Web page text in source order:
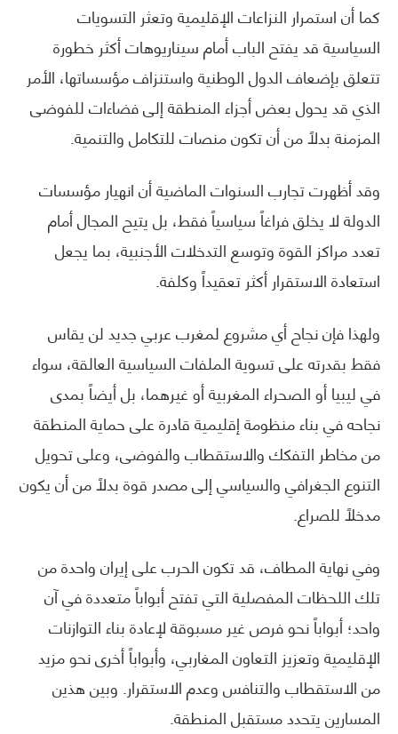
كما أن استمرار النزاعات الإقليمية وتعثر التسويات
السياسية قد يفتح الباب أمام سيناريوهات أكثر خطورة
تتعلق بإضعاف الدول الوطنية واستنزاف مؤسساتها، الأمر
الذي قد يحول بعض أجزاء المنطقة إلى فضاءات للفوضى
المزمنة بدلاً من أن تكون منصات للتكامل والتنمية.
وقد أظهرت تجارب السنوات الماضية أن انهيار مؤسسات
الدولة لا يخلق فراغاً سياسياً فقط، بل يتيح المجال أمام
تعدد مراكز القوة وتوسع التدخلات الأجنبية، بما يجعل
استعادة الاستقرار أكثر تعقيداً وكلفة.
ولهذا فإن نجاح أي مشروع لمغرب عربي جديد لن يقاس
فقط بقدرته على تسوية الملفات السياسية العالقة، سواء
في ليبيا أو الصحراء المغربية أو غيرهما، بل أيضاً بمدى
نجاحه في بناء منظومة إقليمية قادرة على حماية المنطقة
من مخاطر التفكك والاستقطاب والفوضى، وعلى تحويل
التنوع الجغرافي والسياسي إلى مصدر قوة بدلاً من أن يكون
مدخلاً للصراع.
وفي نهاية المطاف، قد تكون الحرب على إيران واحدة من
تلك اللحظات المفصلية التي تفتح أبواباً متعددة في آن
واحد؛ أبواباً نحو فرص غير مسبوقة لإعادة بناء التوازنات
الإقليمية وتعزيز التعاون المغاربي، وأبواباً أخرى نحو مزيد
من الاستقطاب والتنافس وعدم الاستقرار. وبين هذين
المسارين يتحدد مستقبل المنطقة.